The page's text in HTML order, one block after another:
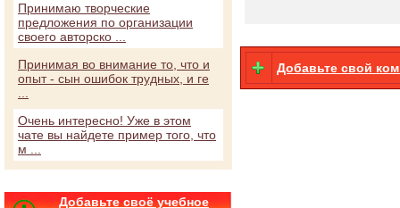
Добавьте свой
Принимаю творческие
предложения по организации
своего авторско ...
Принимая во внимание то, что и
опыт - сын ошибок трудных, и ге
Очень интересно! Уже в этом
чате вы найдете пример того, что
м ...
Добавьте своё учебное